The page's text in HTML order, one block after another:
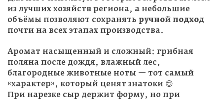
из лучших хозяйств региона, а небольшие
объёмы позволяют сохранять ручной подход
почти на всех этапах производства.
Аромат насыщенный и сложный: грибная
поляна после дождя, влажный лес,
благородные животные ноты — тот самый
«характер», который ценят знатоки 😌
При нарезке сыр держит форму, но при